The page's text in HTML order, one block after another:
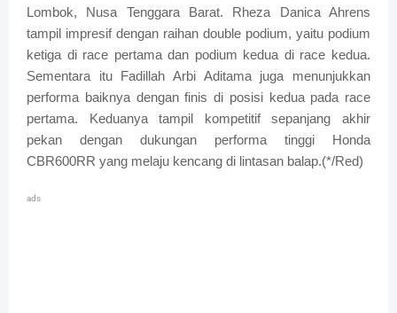
Lombok, Nusa Tenggara Barat. Rheza Danica Ahrens
tampil impresif dengan raihan double podium, yaitu podium
ketiga di race pertama dan podium kedua di race kedua.
Sementara itu Fadillah Arbi Aditama juga menunjukkan
performa baiknya dengan finis di posisi kedua pada race
pertama. Keduanya tampil kompetitif sepanjang akhir
pekan dengan dukungan performa tinggi Honda
CBR600RR yang melaju kencang di lintasan balap.(*/Red)
ads